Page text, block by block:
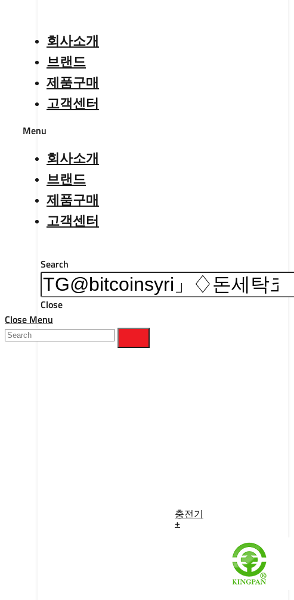
충전기
+
회사소개
브랜드
제품구매
고객센터
Menu
회사소개
브랜드
제품구매
고객센터
Search
Close
Close Menu